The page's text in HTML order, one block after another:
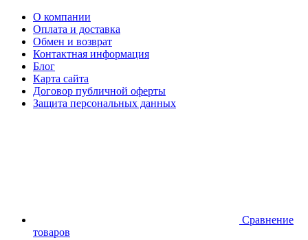
О компании
Оплата и доставка
Обмен и возврат
Контактная информация
Блог
Карта сайта
Договор публичной оферты
Защита персональных данных
Сравнение
товаров